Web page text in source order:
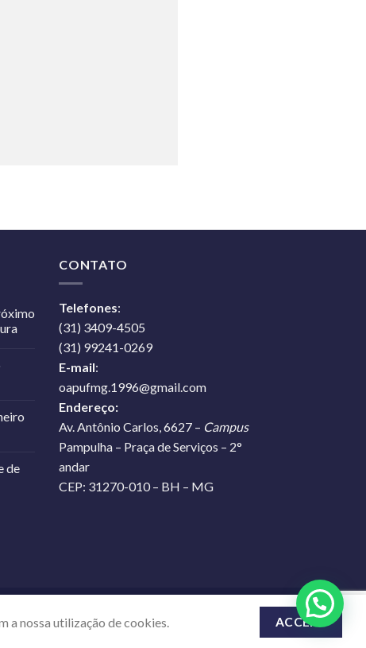
de
CONTATO
Telefones:
(31) 3409-4505
(31) 99241-0269
E-mail:
oapufmg.1996@gmail.com
Endereço:
Av. Antônio Carlos, 6627 – Campus
Pampulha – Praça de Serviços – 2°
andar
CEP: 31270-010 – BH – MG
a nossa utilização de cookies. ACCEPT